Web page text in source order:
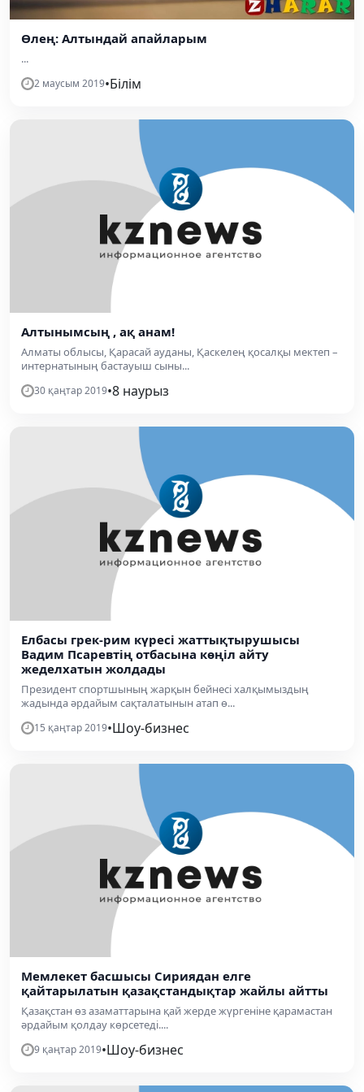
Өлең: Алтындай апайларым
...
2 маусым 2019•Білім
Алтынымсың , ақ анам!
Алматы облысы, Қарасай ауданы, Қаскелең қосалқы мектеп –
интернатының бастауыш сыны...
30 қаңтар 2019•8 наурыз
Елбасы грек-рим күресі жаттықтырушысы
Вадим Псаревтің отбасына көңіл айту
жеделхатын жолдады
Президент спортшының жарқын бейнесі халқымыздың
жадында әрдайым сақталатынын атап ө...
15 қаңтар 2019•Шоу-бизнес
Мемлекет басшысы Сириядан елге
қайтарылатын қазақстандықтар жайлы айтты
Қазақстан өз азаматтарына қай жерде жүргеніне қарамастан
әрдайым қолдау көрсетеді....
9 қаңтар 2019•Шоу-бизнес